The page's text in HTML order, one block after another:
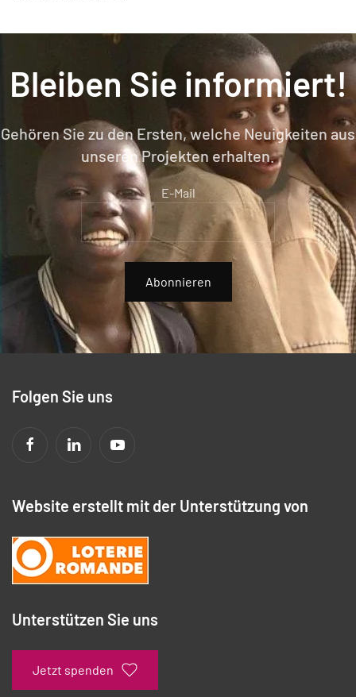
Bleiben Sie informiert!
Gehören Sie zu den Ersten, welche Neuigkeiten aus
unseren Projekten erhalten.
E-Mail
Abonnieren
Folgen Sie uns
Website erstellt mit der Unterstützung von
Unterstützen Sie uns
Jetzt spenden